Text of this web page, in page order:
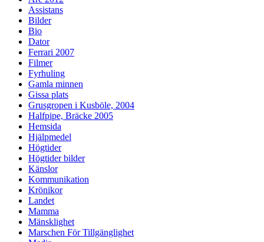
Assistans
Bilder
Bio
Dator
Ferrari 2007
Filmer
Fyrhuling
Gamla minnen
Gissa plats
Grusgropen i Kusböle, 2004
Halfpipe, Bräcke 2005
Hemsida
Hjälpmedel
Högtider
Högtider bilder
Känslor
Kommunikation
Krönikor
Landet
Mamma
Mänsklighet
Marschen För Tillgänglighet